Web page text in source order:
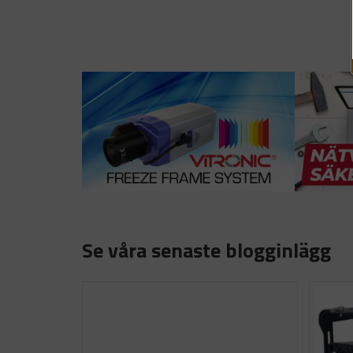
Se våra senaste blogginlägg